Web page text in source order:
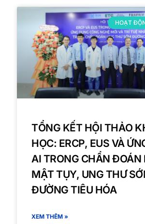
HOẠT
TỔNG KẾT HỘI THẢO
HỌC: ERCP, EUS VÀ
AI TRONG CHẨN ĐOÁN
MẬT TỤY, UNG THƯ
ĐƯỜNG TIÊU HÓA
XEM THÊM »